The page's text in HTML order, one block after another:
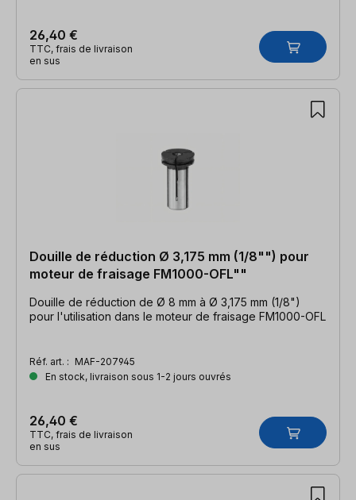
26,40 €
TTC, frais de livraison
en sus
Douille de réduction Ø 3,175 mm (1/8"") pour
moteur de fraisage FM1000-OFL""
Douille de réduction de Ø 8 mm à Ø 3,175 mm (1/8")
pour l'utilisation dans le moteur de fraisage FM1000-OFL
Réf. art. : MAF-207945
En stock, livraison sous 1-2 jours ouvrés
26,40 €
TTC, frais de livraison
en sus